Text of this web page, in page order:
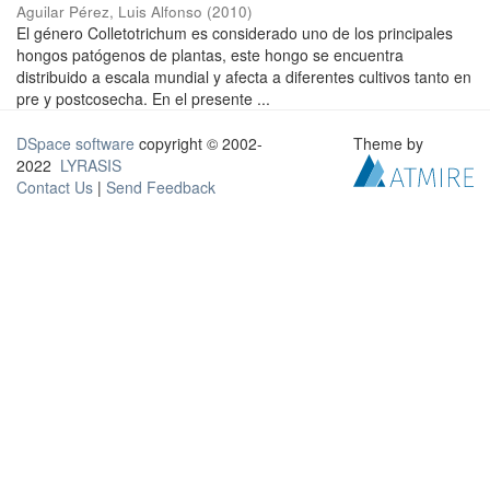
Aguilar Pérez, Luis Alfonso (2010)
El género Colletotrichum es considerado uno de los principales
hongos patógenos de plantas, este hongo se encuentra
distribuido a escala mundial y afecta a diferentes cultivos tanto en
pre y postcosecha. En el presente ...
DSpace software copyright © 2002-
2022 LYRASIS
Contact Us | Send Feedback
Theme by